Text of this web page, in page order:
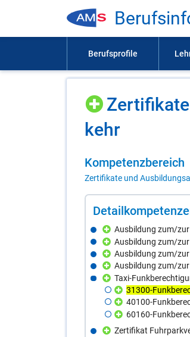
kehr
Kom­pe­tenz­be­reich
Zertifikate und
Ausbildung zum/
Ausbildung zum/
Ausbildung zum/
Ausbildung zum/
Taxi-
31300-
40100-
60160-
Zertifikat